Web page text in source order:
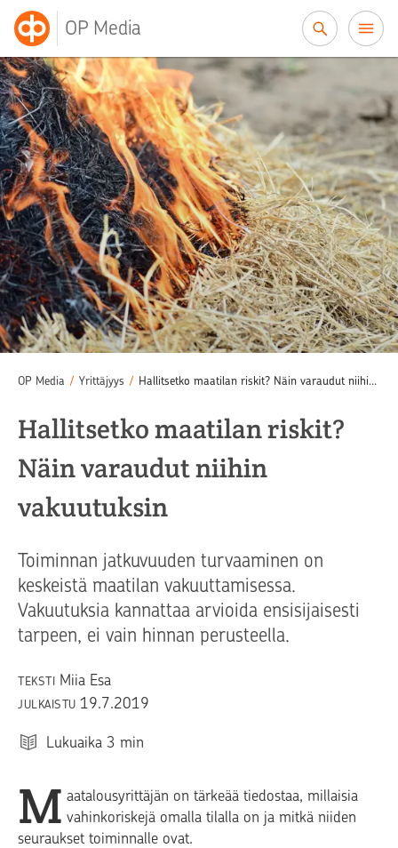
OP Media
OP Media / Yrittäjyys / Hallitsetko maatilan riskit? Näin varaudut niihin vakuutuksin
Hallitsetko maatilan riskit?
Näin varaudut niihin
vakuutuksin
Toiminnan jatkuvuuden turvaaminen on
keskeistä maatilan vakuuttamisessa.
Vakuutuksia kannattaa arvioida ensisijaisesti
tarpeen, ei vain hinnan perusteella.
TEKSTI Miia Esa
JULKAISTU 19.7.2019
Lukuaika 3 min
M aatalousyrittäjän on tärkeää tiedostaa, millaisia
vahinkoriskejä omalla tilalla on ja mitkä niiden
seuraukset toiminnalle ovat.